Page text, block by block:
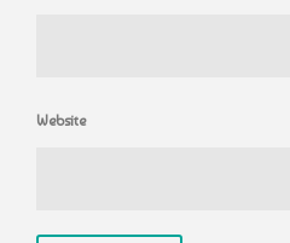
Website